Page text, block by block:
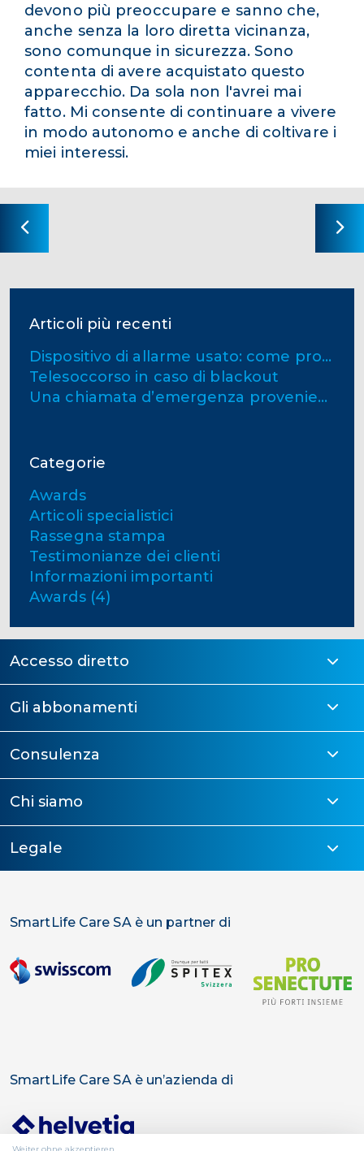
devono più preoccupare e sanno che,
anche senza la loro diretta vicinanza,
sono comunque in sicurezza. Sono
contenta di avere acquistato questo
apparecchio. Da sola non l'avrei mai
fatto. Mi consente di continuare a vivere
in modo autonomo e anche di coltivare i
miei interessi.
Articoli più recenti
Dispositivo di allarme usato: come procedere correttamente
Telesoccorso in caso di blackout
Una chiamata d’emergenza proveniente da un apparecchio salvavita per anziani non dovrebbe mai essere inoltrata direttamente a un numero d’emergenza pubblico, bensì a una centrale d’emergenza specializzata.
Categorie
Awards
Articoli specialistici
Rassegna stampa
Testimonianze dei clienti
Informazioni importanti
Awards (4)
Accesso diretto
Gli abbonamenti
Consulenza
Chi siamo
Legale
SmartLife Care SA è un partner di
SmartLife Care SA è un’azienda di